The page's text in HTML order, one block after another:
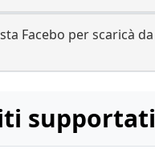
Facebo per scaricà da
supportati